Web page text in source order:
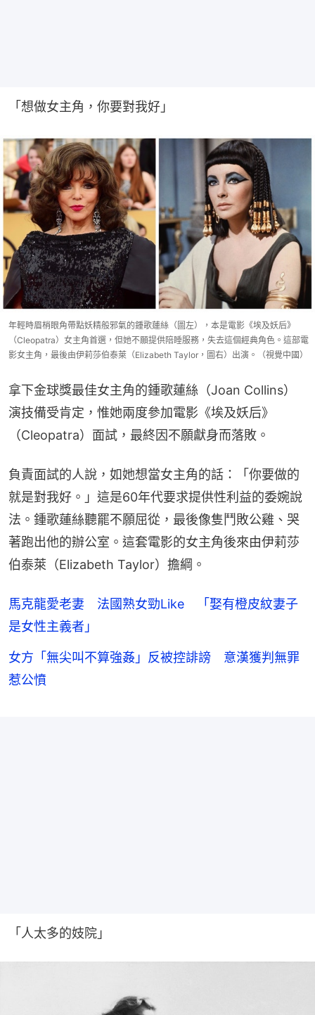
「想做女主角，你要對我好」
年輕時眉梢眼角帶點妖精般邪氣的鍾歌蓮絲（圖左），本是電影《埃及妖后》
（Cleopatra）女主角首選，但她不願提供陪睡服務，失去這個經典角色。這部電
影女主角，最後由伊莉莎伯泰萊（Elizabeth Taylor，圖右）出演。（視覺中國）
拿下金球獎最佳女主角的鍾歌蓮絲（Joan Collins）
演技備受肯定，惟她兩度參加電影《埃及妖后》
（Cleopatra）面試，最終因不願獻身而落敗。
負責面試的人說，如她想當女主角的話：「你要做的
就是對我好。」這是60年代要求提供性利益的委婉說
法。鍾歌蓮絲聽罷不願屈從，最後像隻鬥敗公雞、哭
著跑出他的辦公室。這套電影的女主角後來由伊莉莎
伯泰萊（Elizabeth Taylor）擔綱。
馬克龍愛老妻 法國熟女勁Like 「娶有橙皮紋妻子
是女性主義者」
女方「無尖叫不算強姦」反被控誹謗 意漢獲判無罪
惹公憤
「人太多的妓院」